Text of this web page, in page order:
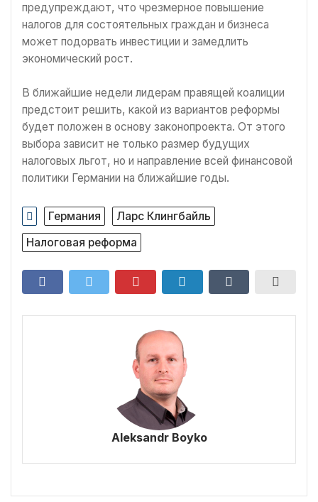
предупреждают, что чрезмерное повышение
налогов для состоятельных граждан и бизнеса
может подорвать инвестиции и замедлить
экономический рост.
В ближайшие недели лидерам правящей коалиции
предстоит решить, какой из вариантов реформы
будет положен в основу законопроекта. От этого
выбора зависит не только размер будущих
налоговых льгот, но и направление всей финансовой
политики Германии на ближайшие годы.
Германия
Ларс Клингбайль
Налоговая реформа
Aleksandr Boyko